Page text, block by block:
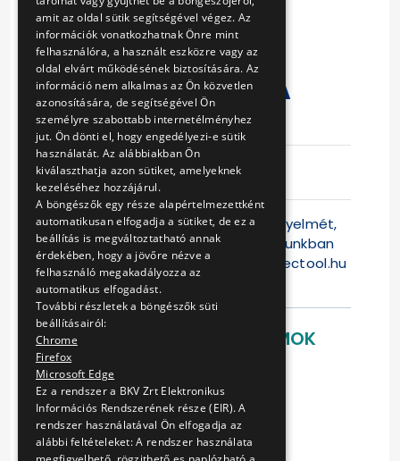
LETÁROLT
HANGANYAG
LEJÁTSZÁSÁRA
Eljárás száma
V-352/15
Ajánlattételi
határidő
2015-12-17
Felhívjuk a Tisztelt Ajánlattevők figyelmét,
hogy jelen versenyeztetési eljárásunkban
az ajánlattétel kizárólag a
www.electool.hu
weblapon lehets
LETÖLTHETŐ DOKUMENTUMOK
Ajánlati felhívás
Vállalkozási szerződés
Ártáblázat
Függelék
Ajánlattételi nyilatkozat
amit az oldal sütik segítségével végez. Az
információk vonatkozhatnak Önre mint
felhasználóra, a használt eszközre vagy az
oldal elvárt működésének biztosítására. Az
információ nem alkalmas az Ön közvetlen
azonosítására, de segítségével Ön
személyre szabottabb internetélményhez
jut. Ön dönti el, hogy engedélyezi-e sütik
használatát. Az alábbiakban Ön
kiválaszthatja azon sütiket, amelyeknek
kezeléséhez hozzájárul.
A böngészők egy része alapértelmezettként
automatikusan elfogadja a sütiket, de ez a
beállítás is megváltoztatható annak
érdekében, hogy a jövőre nézve a
felhasználó megakadályozza az
automatikus elfogadást.
További részletek a böngészők süti
beállításairól:
Chrome
Firefox
Microsoft Edge
Ez a rendszer a BKV Zrt Elektronikus
Információs Rendszerének része (EIR). A
rendszer használatával Ön elfogadja az
alábbi feltételeket: A rendszer használata